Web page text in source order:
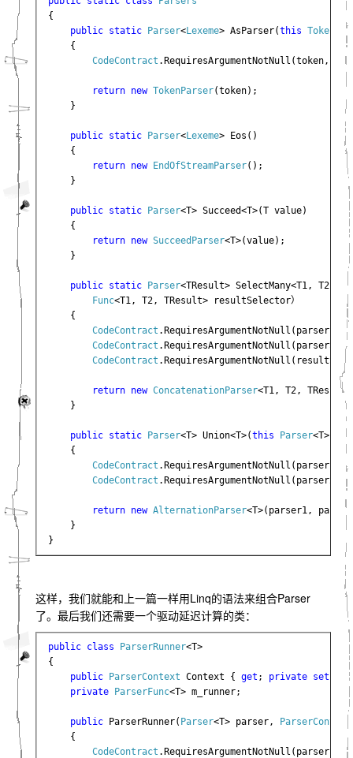
{
public static
Parser<Lexeme> AsParser(this Token
    {
CodeContract .RequiresArgumentNotNull(token,
return new TokenParser(token);
    }
public static Parser<Lexeme> Eos()
    {
return new EndOfStreamParser();
    }
public static Parser<T> Succeed<T>(T value)
    {
return new SucceedParser<T>(value);
    }
public static Parser<TResult> SelectMany<T1, T2,
Func<T1, T2, TResult> resultSelector）
    {
CodeContract .RequiresArgumentNotNull(parser,
CodeContract
CodeContract
return new ConcatenationParser<T1, T2,
    }
public static Parser<T> Union<T>(this Parser<T>
    {
CodeContract .RequiresArgumentNotNull(parser1,
CodeContract .RequiresArgumentNotNull(parser2,
return new AlternationParser<T>(parser1,
    }
}
这样，我们就能和上一篇一样用Linq的语法来组合Parser
了。最后我们还需要一个驱动延迟计算的类：
public class ParserRunner<T>
{
public
ParserContext Context { get ; private set
private
ParserFunc<T> m_runner;
public ParserRunner( Parser<T> parser,
    {
CodeContract .RequiresArgumentNotNull(parser,